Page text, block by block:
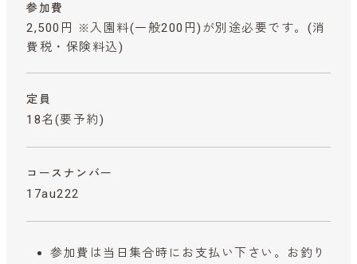
参加費
2,500円 ※入園料(一般200円)が別途必要です。 (消
費税・保険料込)
定員
18名(要予約)
コースナンバー
17au222
参加費は当日集合時にお支払い下さい。お釣り